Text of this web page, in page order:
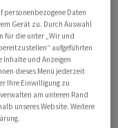
nach einem
Adnan al-
47 Menschen
und
laut
umgerechnet 75
Autos,
personenbezogene Daten
Gerät zu. Durch Auswahl
für die unter „Wir und
aufgeführten
und Anzeigen
dieses Menü jederzeit
Ihre Einwilligung zu
am unteren Rand
unseres Website. Weitere